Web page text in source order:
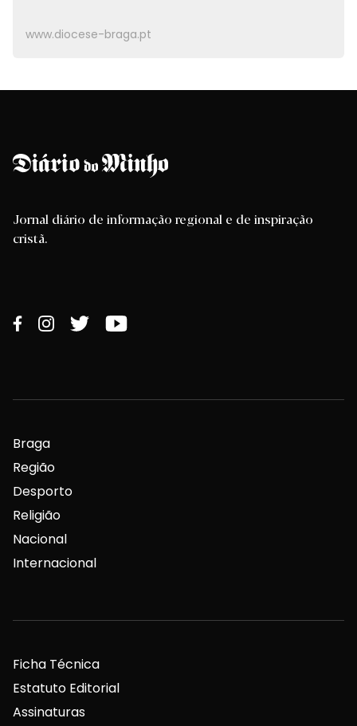
www.diocese-braga.pt
Jornal diário de informação regional e de inspiração
cristã.
Braga
Região
Desporto
Religião
Nacional
Internacional
Ficha Técnica
Estatuto Editorial
Assinaturas